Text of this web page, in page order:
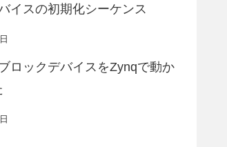
イスの初期化シーケンス
ロックデバイスをZynqで動か